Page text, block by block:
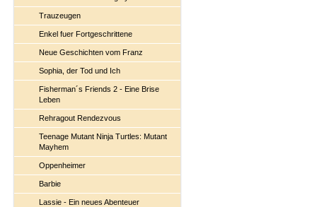
Trauzeugen
Enkel fuer Fortgeschrittene
Neue Geschichten vom Franz
Sophia, der Tod und Ich
Fisherman´s Friends 2 - Eine Brise
Leben
Rehragout Rendezvous
Teenage Mutant Ninja Turtles: Mutant
Mayhem
Oppenheimer
Barbie
Lassie - Ein neues Abenteuer